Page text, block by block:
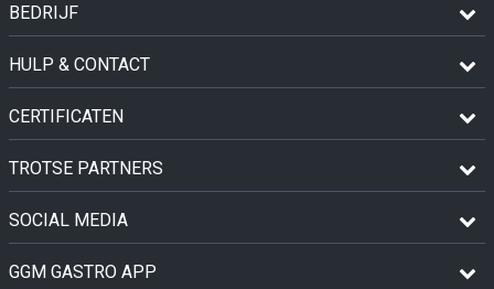
BEDRIJF
HULP & CONTACT
CERTIFICATEN
TROTSE PARTNERS
SOCIAL MEDIA
GGM GASTRO APP